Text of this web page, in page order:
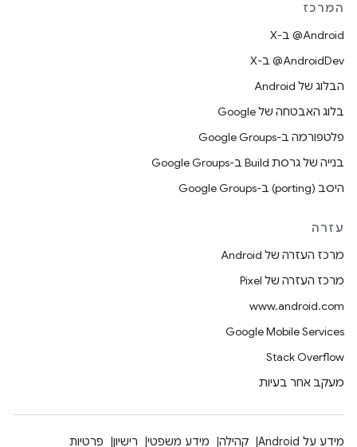
המרכז
‫‎@Android ב-X
‫‎@AndroidDev ב-X
הבלוג של Android
בלוג האבטחה של Google
פלטפורמה ב-Google Groups
בנייה של גרסת Build ב-Google Groups
היסב (porting) ב-Google Groups
עזרה
מרכז העזרה של Android
מרכז העזרה של Pixel
www.android.com
Google Mobile Services
Stack Overflow
מעקב אחר בעיות
מידע על Android קהילה מידע משפטי רישיון פרטיות